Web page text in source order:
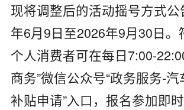
现将调整后的活动摇号方式公
年6月9日至2026年9月30日。
个人消费者可在每日7:00-
商务”微信公众号“政务服务-
补贴申请”入口，报名参加即